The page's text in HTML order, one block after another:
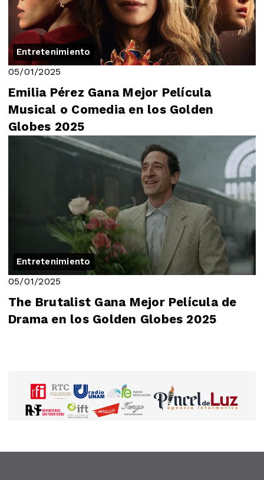
Entretenimiento
05/01/2025
Emilia Pérez Gana Mejor Película
Musical o Comedia en los Golden
Globes 2025
Entretenimiento
05/01/2025
The Brutalist Gana Mejor Película de
Drama en los Golden Globes 2025